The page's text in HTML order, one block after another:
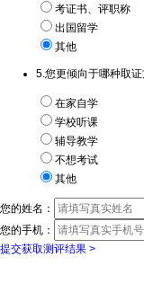
考证书、评职称
出国留学
其他
5.您更倾向于哪种取证
在家自学
学校听课
辅导教学
不想考试
其他
您的姓名：
您的手机：
提交获取测评结果 >